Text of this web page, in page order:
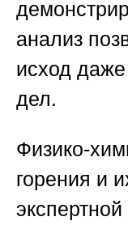
анализ
исход
дел.
Физико-
горения и